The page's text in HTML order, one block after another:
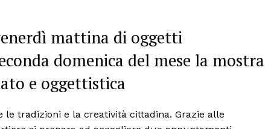
mattina di oggetti
domenica del mese la mostra
e oggettistica
le tradizioni e la creatività cittadina. Grazie alle